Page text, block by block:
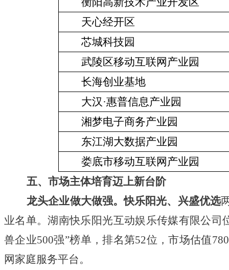
天心经开区
芯城科技园
武陵区移动互联网产业园
长海创业基地
大汉·惠普信息产业园
湘梦电子商务产业园
东江湖大数据产业园
娄底市移动互联网产业园
五、市场主体培育迈上新台阶
龙头企业做大做强。快乐阳光、兴盛优选
业名单。湖南快乐阳光互动娱乐传媒有限公司
兽企业500强”榜单，排名第52位，市场估值
网家庭服务平台。